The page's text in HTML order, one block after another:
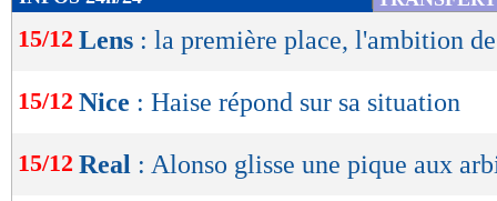
de
lecture
OK
15/12 Lens : la première place, l'ambition
15/12 Nice : Haise répond sur sa situation
15/12 Real : Alonso glisse une pique aux